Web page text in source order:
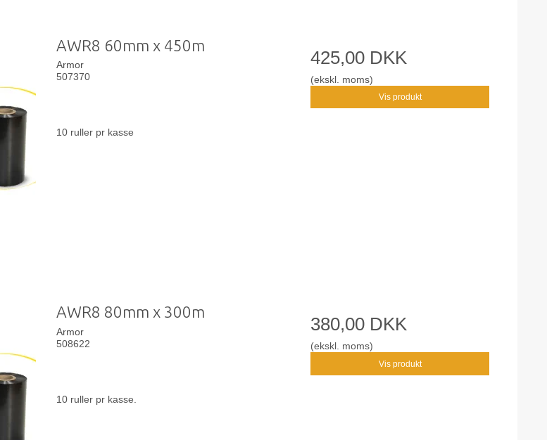
AWR8 60mm x 450m
Armor
507370
10 ruller pr kasse
425,00 DKK
(ekskl. moms)
Vis produkt
AWR8 80mm x 300m
Armor
508622
10 ruller pr kasse.
380,00 DKK
(ekskl. moms)
Vis produkt